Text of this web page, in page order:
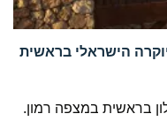
הישראלי בראשית
בראשית במצפה רמון.